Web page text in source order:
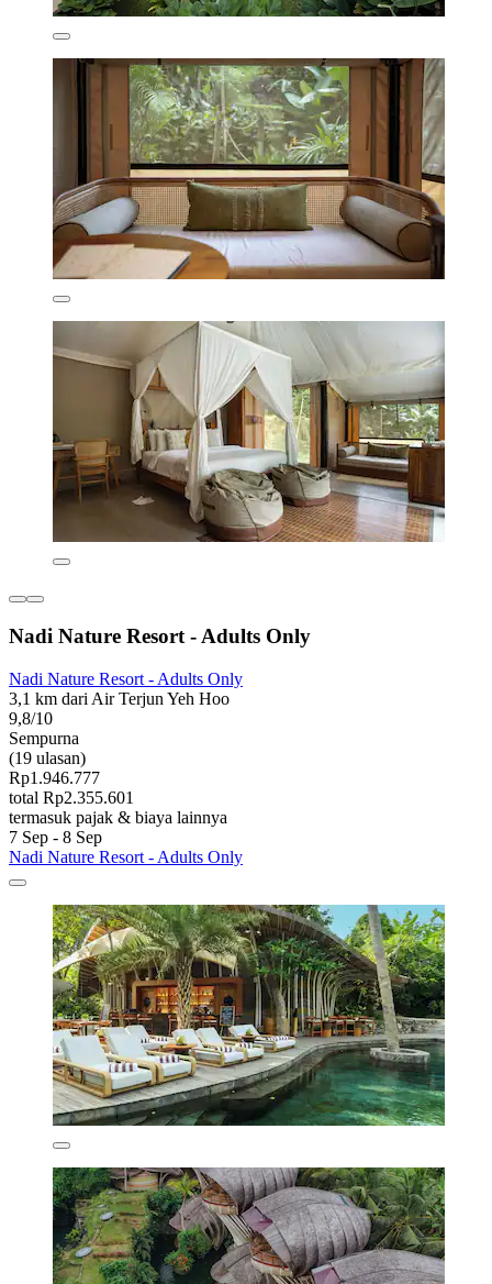
Nadi Nature Resort - Adults Only
Nadi Nature Resort - Adults Only
3,1 km dari Air Terjun Yeh Hoo
9,8/10
Sempurna
(19 ulasan)
Rp1.946.777
total Rp2.355.601
termasuk pajak & biaya lainnya
7 Sep - 8 Sep
Nadi Nature Resort - Adults Only